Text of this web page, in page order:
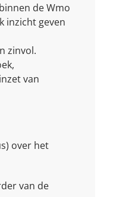
de Wmo
inzicht geven
zinvol.
van
over het
van de